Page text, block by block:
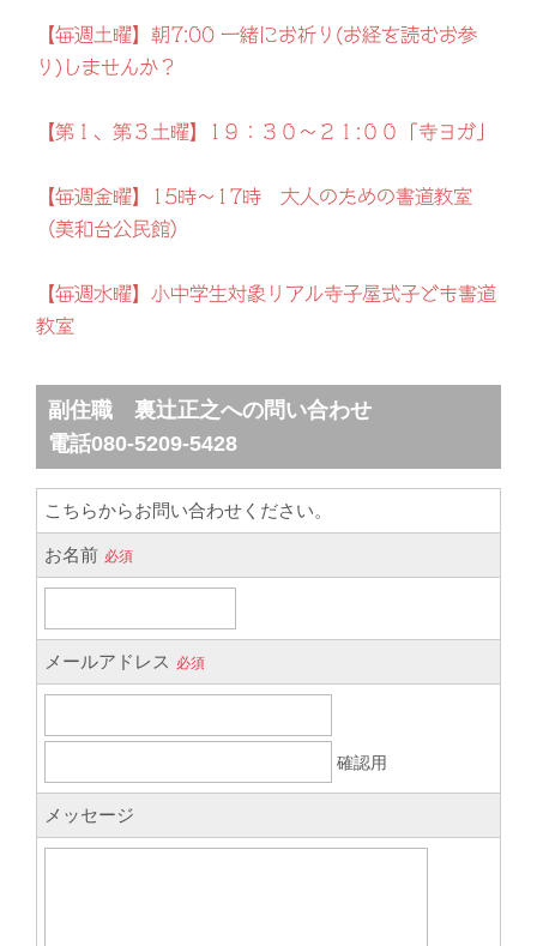
【毎週土曜】朝7:00 一緒にお祈り(お経を読むお参
り)しませんか？
【第１、第３土曜】1９：３０～２１:００「寺ヨガ」
【毎週金曜】15時～17時 大人のための書道教室
（美和台公民館）
【毎週水曜】小中学生対象リアル寺子屋式子ども書道
教室